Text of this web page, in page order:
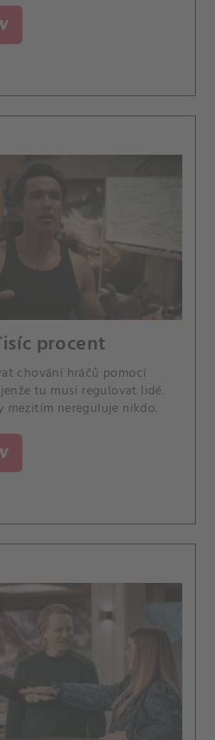
procent
chování hráčů pomocí
tu musí regulovat lidé.
mezitím nereguluje nikdo.